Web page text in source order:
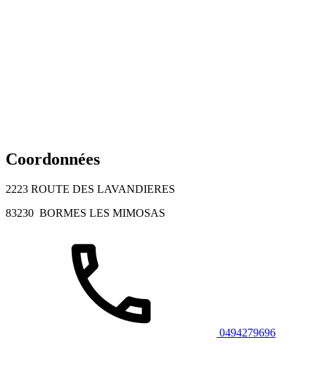
Coordonnées
2223 ROUTE DES LAVANDIERES
83230 BORMES LES MIMOSAS
0494279696